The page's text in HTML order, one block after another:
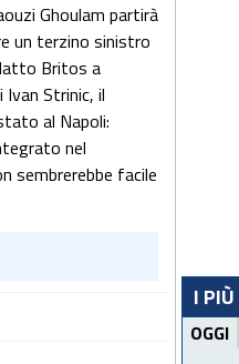
Ghoulam partirà
un terzino sinistro
Britos a
Strinic, il
al Napoli:
nel
sembrerebbe facile
I
OGGI